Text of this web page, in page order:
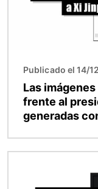
Publicado el 14/
Las
frente al
generadas